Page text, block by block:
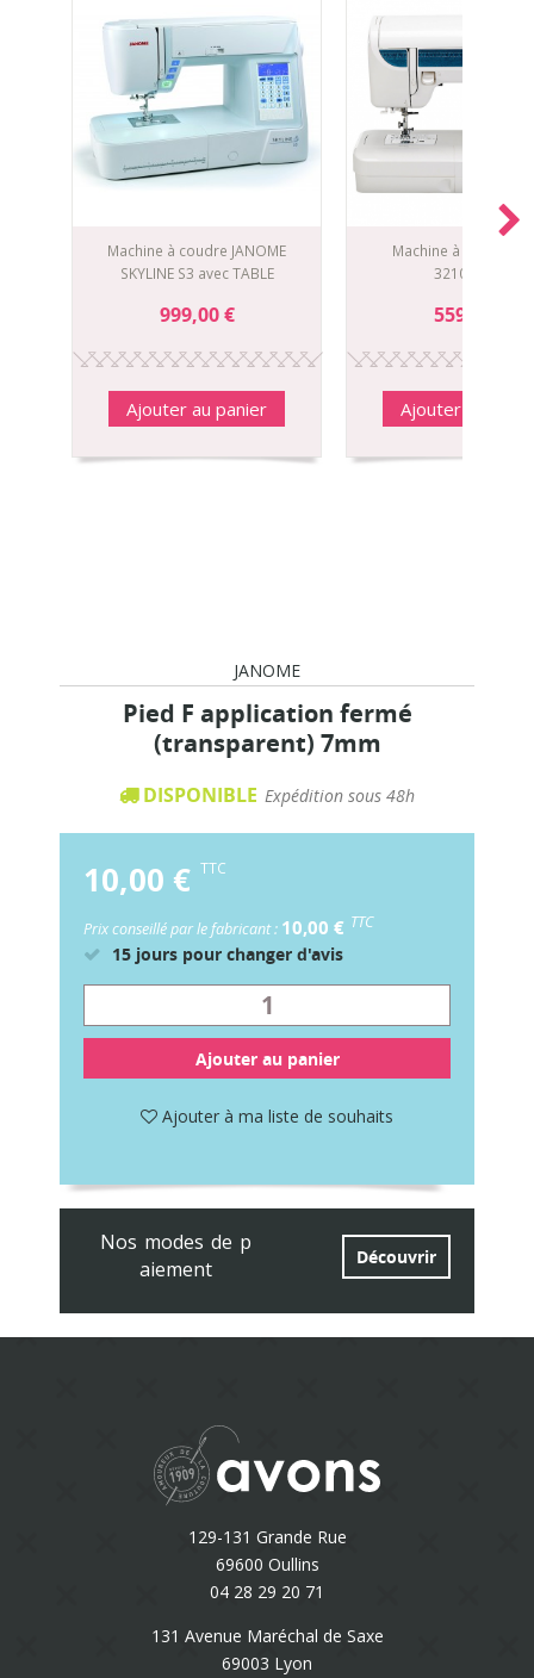
Machine à coudre JANOME
SKYLINE S3 avec TABLE
999,00 €
Ajouter au panier
Machine à coudre
3210 Jeans
559,00 €
Ajouter au
JANOME
Pied F application fermé
(transparent) 7mm
DISPONIBLE Expédition sous 48h
10,00 € TTC
Prix conseillé par le fabricant : 10,00 € TTC
15 jours pour changer d'avis
Ajouter au panier
Ajouter à ma liste de souhaits
Nos modes de p
aiement
Découvrir
129-131 Grande Rue
69600 Oullins
04 28 29 20 71
131 Avenue Maréchal de Saxe
69003 Lyon